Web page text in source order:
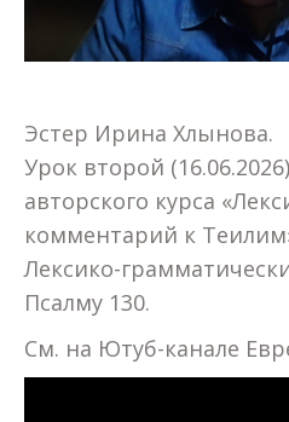
Эстер Ирина Хлынова.
Урок второй
авторского курса
комментарий к
Лексико-
Псалму 130.
См. на Ютуб-канале